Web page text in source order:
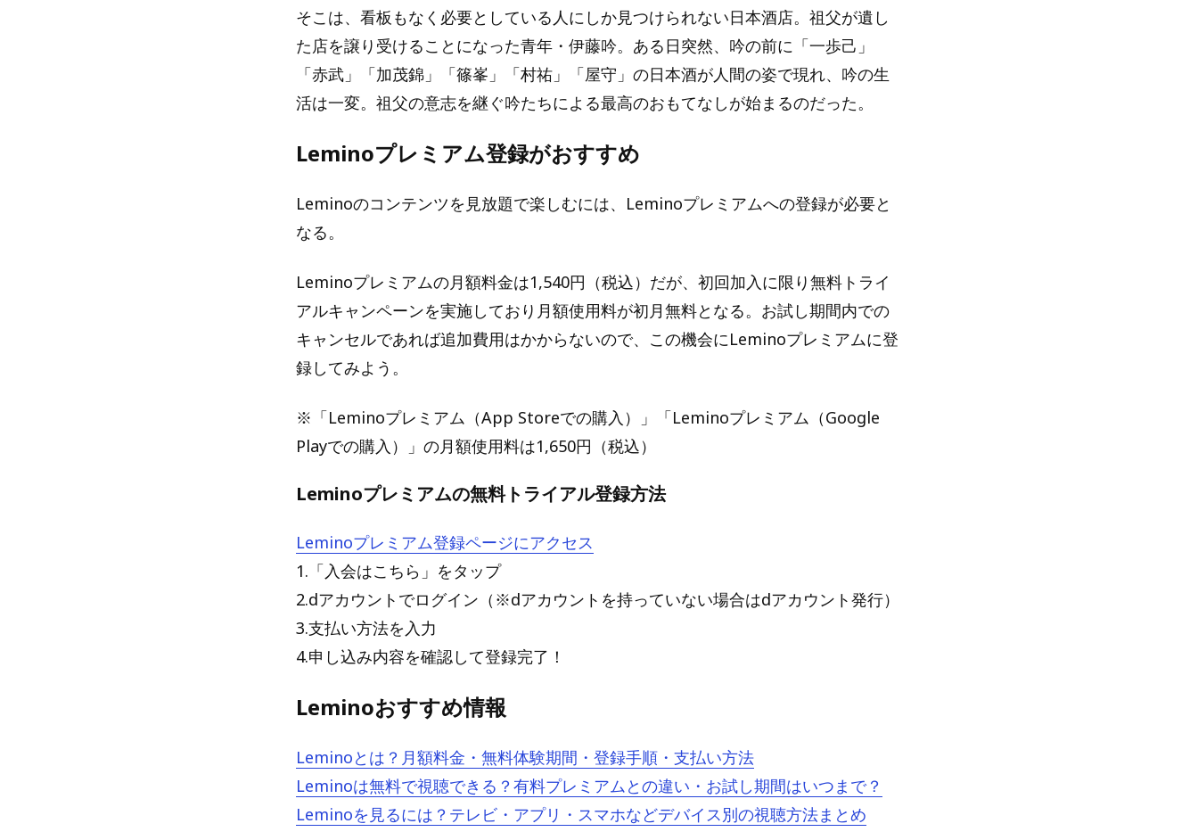
そこは、看板もなく必要としている人にしか見つけられない日本酒店。祖父が遺し
た店を譲り受けることになった⻘年・伊藤吟。ある日突然、吟の前に「一歩己」
「赤武」「加茂錦」「篠峯」「村祐」「屋守」の日本酒が人間の姿で現れ、吟の生
活は一変。祖父の意志を継ぐ吟たちによる最高のおもてなしが始まるのだった。
Leminoプレミアム登録がおすすめ
Leminoのコンテンツを見放題で楽しむには、Leminoプレミアムへの登録が必要と
なる。
Leminoプレミアムの月額料金は1,540円（税込）だが、初回加入に限り無料トライ
アルキャンペーンを実施しており月額使用料が初月無料となる。お試し期間内での
キャンセルであれば追加費用はかからないので、この機会にLeminoプレミアムに登
録してみよう。
※「Leminoプレミアム（App Storeでの購入）」「Leminoプレミアム（Google
Playでの購入）」の月額使用料は1,650円（税込）
Leminoプレミアムの無料トライアル登録方法
Leminoプレミアム登録ページにアクセス
1.「入会はこちら」をタップ
2.dアカウントでログイン（※dアカウントを持っていない場合はdアカウント発行）
3.支払い方法を入力
4.申し込み内容を確認して登録完了！
Leminoおすすめ情報
Leminoとは？月額料金・無料体験期間・登録手順・支払い方法
Leminoは無料で視聴できる？有料プレミアムとの違い・お試し期間はいつまで？
Leminoを見るには？テレビ・アプリ・スマホなどデバイス別の視聴方法まとめ